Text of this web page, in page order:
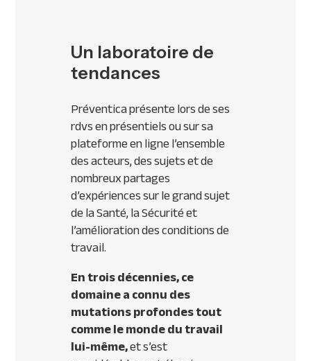
Un laboratoire de
tendances
Préventica présente lors de ses
rdvs en présentiels ou sur sa
plateforme en ligne l’ensemble
des acteurs, des sujets et de
nombreux partages
d’expériences sur le grand sujet
de la Santé, la Sécurité et
l’amélioration des conditions de
travail.
En trois décennies, ce
domaine a connu des
mutations profondes tout
comme le monde du travail
lui-même,et s’est